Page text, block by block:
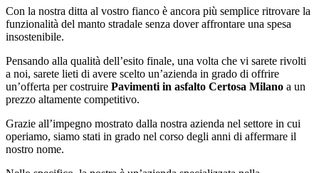
Con la nostra ditta al vostro fianco è ancora più semplice ritrovare la
funzionalità del manto stradale senza dover affrontare una spesa
insostenibile.
Pensando alla qualità dell’esito finale, una volta che vi sarete rivolti
a noi, sarete lieti di avere scelto un’azienda in grado di offrire
un’offerta per costruire Pavimenti in asfalto Certosa Milano a un
prezzo altamente competitivo.
Grazie all’impegno mostrato dalla nostra azienda nel settore in cui
operiamo, siamo stati in grado nel corso degli anni di affermare il
nostro nome.